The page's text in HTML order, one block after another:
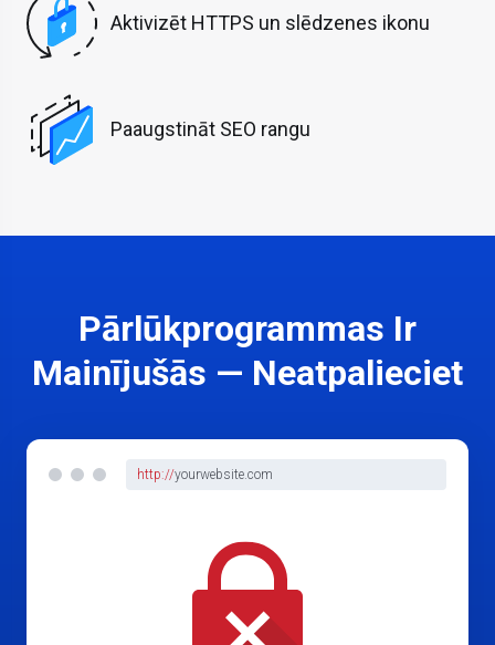
Aktivizēt HTTPS un slēdzenes ikonu
Paaugstināt SEO rangu
Pārlūkprogrammas Ir
Mainījušās — Neatpalieciet
http://yourwebsite.com